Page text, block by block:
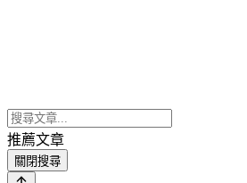
推薦文章
關閉搜尋